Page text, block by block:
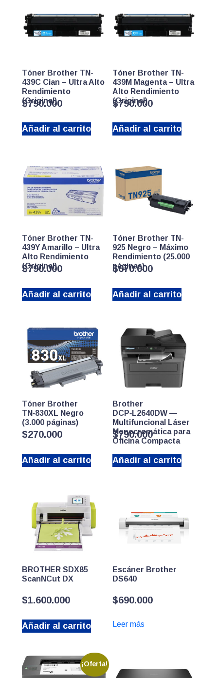
Tóner Brother TN-
439C Cian – Ultra Alto
Rendimiento
(Original)
$790.000
Añadir al carrito
Tóner Brother TN-
439M Magenta – Ultra
Alto Rendimiento
(Original)
$790.000
Añadir al carrito
Tóner Brother TN-
439Y Amarillo – Ultra
Alto Rendimiento
(Original)
$790.000
Añadir al carrito
Tóner Brother TN-
925 Negro – Máximo
Rendimiento (25.000
páginas)
$670.000
Añadir al carrito
Tóner Brother
TN‑830XL Negro
(3.000 páginas)
$270.000
Añadir al carrito
Brother
DCP‑L2640DW —
Multifuncional Láser
Monocromática para
Oficina Compacta
$790.000
Añadir al carrito
BROTHER SDX85
ScanNCut DX
$1.600.000
Añadir al carrito
Escáner Brother
DS640
$690.000
Leer más
¡Oferta!